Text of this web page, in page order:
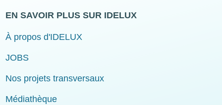
EN SAVOIR PLUS SUR IDELUX
À propos d'IDELUX
JOBS
Nos projets transversaux
Médiathèque